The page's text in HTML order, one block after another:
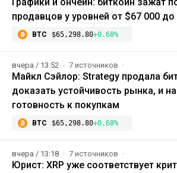
Графики и ончейн: биткоин зажат
продавцов у уровней от $67 000 до
BTC $65,298.80+0.68%
вчера / 13:52 7 источников
Майкл Сэйлор: Strategy продала
доказать устойчивость рынка, и
готовность к покупкам
BTC $65,298.80+0.68%
вчера / 13:18 7 источников
Юрист: XRP уже соответствует